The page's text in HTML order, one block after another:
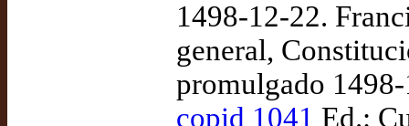
1498-12-22.
general,
promulgado
copid 1041 Ed.: